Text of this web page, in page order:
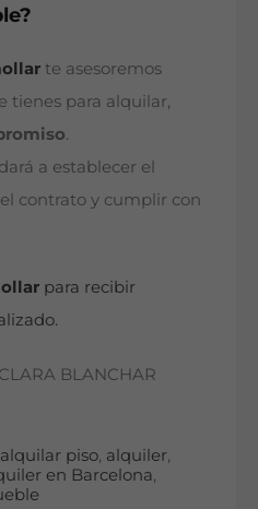
te asesoremos
tienes para alquilar,
.
a establecer el
contrato y cumplir con
para recibir
BLANCHAR
alquilar piso, alquiler,
en Barcelona,